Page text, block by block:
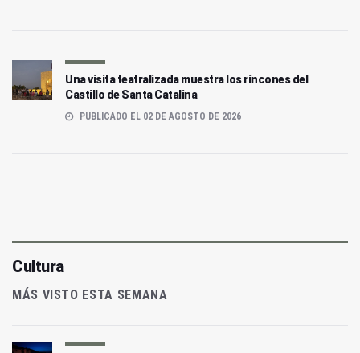
Una visita teatralizada muestra los rincones del
Castillo de Santa Catalina
PUBLICADO EL 02 DE AGOSTO DE 2026
Cultura
MÁS VISTO ESTA SEMANA